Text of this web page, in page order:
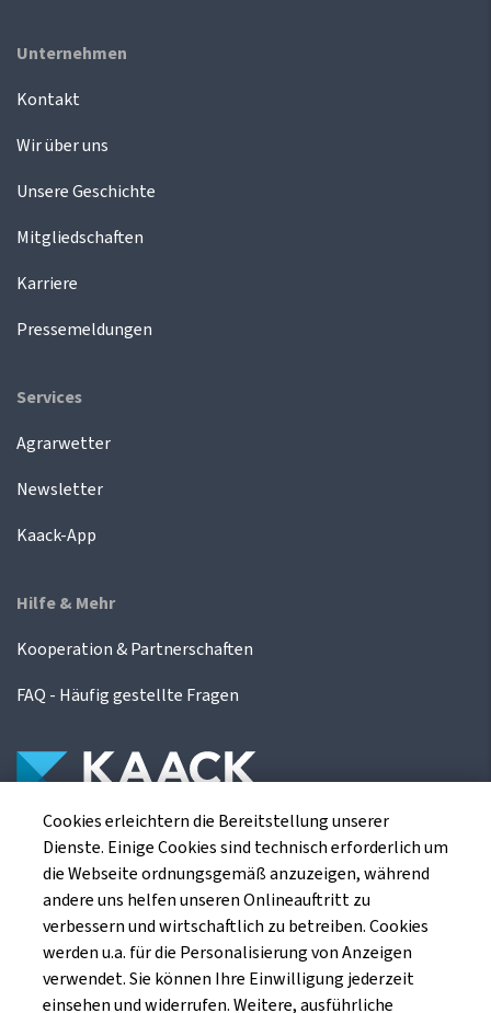
Unternehmen
Kontakt
Wir über uns
Unsere Geschichte
Mitgliedschaften
Karriere
Pressemeldungen
Services
Agrarwetter
Newsletter
Kaack-App
Hilfe & Mehr
Kooperation & Partnerschaften
FAQ - Häufig gestellte Fragen
Die Kaack Terminhandel GmbH ist ein
Finanzdienstleistungsinstitut für die europäischen
Agrarterminbörsen.
Kaack Terminhandel GmbH
Am Markt 8
Cookies erleichtern die Bereitstellung unserer
Dienste. Einige Cookies sind technisch erforderlich um
die Webseite ordnungsgemäß anzuzeigen, während
andere uns helfen unseren Onlineauftritt zu
verbessern und wirtschaftlich zu betreiben. Cookies
werden u.a. für die Personalisierung von Anzeigen
verwendet. Sie können Ihre Einwilligung jederzeit
einsehen und widerrufen. Weitere, ausführliche